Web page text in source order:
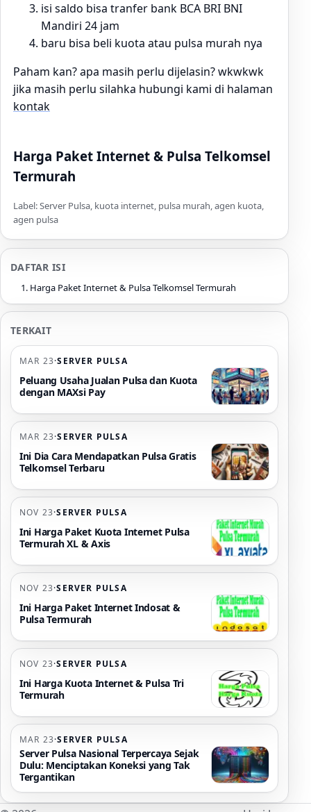
isi saldo bisa tranfer bank BCA BRI BNI
Mandiri 24 jam
baru bisa beli kuota atau pulsa murah nya
Paham kan? apa masih perlu dijelasin? wkwkwk
jika masih perlu silahka hubungi kami di halaman
kontak
Harga Paket Internet & Pulsa Telkomsel
Termurah
Label: Server Pulsa, kuota internet, pulsa murah, agen kuota,
agen pulsa
DAFTAR ISI
Harga Paket Internet & Pulsa Telkomsel Termurah
TERKAIT
MAR 23·SERVER PULSA
Peluang Usaha Jualan Pulsa dan Kuota
dengan MAXsi Pay
MAR 23·SERVER PULSA
Ini Dia Cara Mendapatkan Pulsa Gratis
Telkomsel Terbaru
NOV 23·SERVER PULSA
Ini Harga Paket Kuota Internet Pulsa
Termurah XL & Axis
NOV 23·SERVER PULSA
Ini Harga Paket Internet Indosat &
Pulsa Termurah
NOV 23·SERVER PULSA
Ini Harga Kuota Internet & Pulsa Tri
Termurah
MAR 23·SERVER PULSA
Server Pulsa Nasional Terpercaya Sejak
Dulu: Menciptakan Koneksi yang Tak
Tergantikan